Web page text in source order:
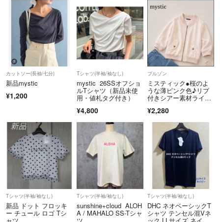
カットソー(長袖/七分)
新品mystic
¥1,200
Tシャツ(半袖/袖なし)
mystic 26SSオフショ
ルTシャツ（新品未使
用・値札タグ付き）
¥4,800
ブルゾン
ミスティック●桜のよ
うな薄ピンク色♪リブ
付きシアー素材ライト
¥2,280
Tシャツ(半袖/袖なし)
新品 ドット フロッキ
ー チュール ロゴ Tシ
ャツ
Tシャツ(半袖/袖なし)
sunshine+cloud ALOH
A / MAHALO SS-Tシャ
ツ
Tシャツ(半袖/袖なし)
DHC ネオベーシックT
シャツ テンセル混Vネ
ック LLサイズ ネイビ